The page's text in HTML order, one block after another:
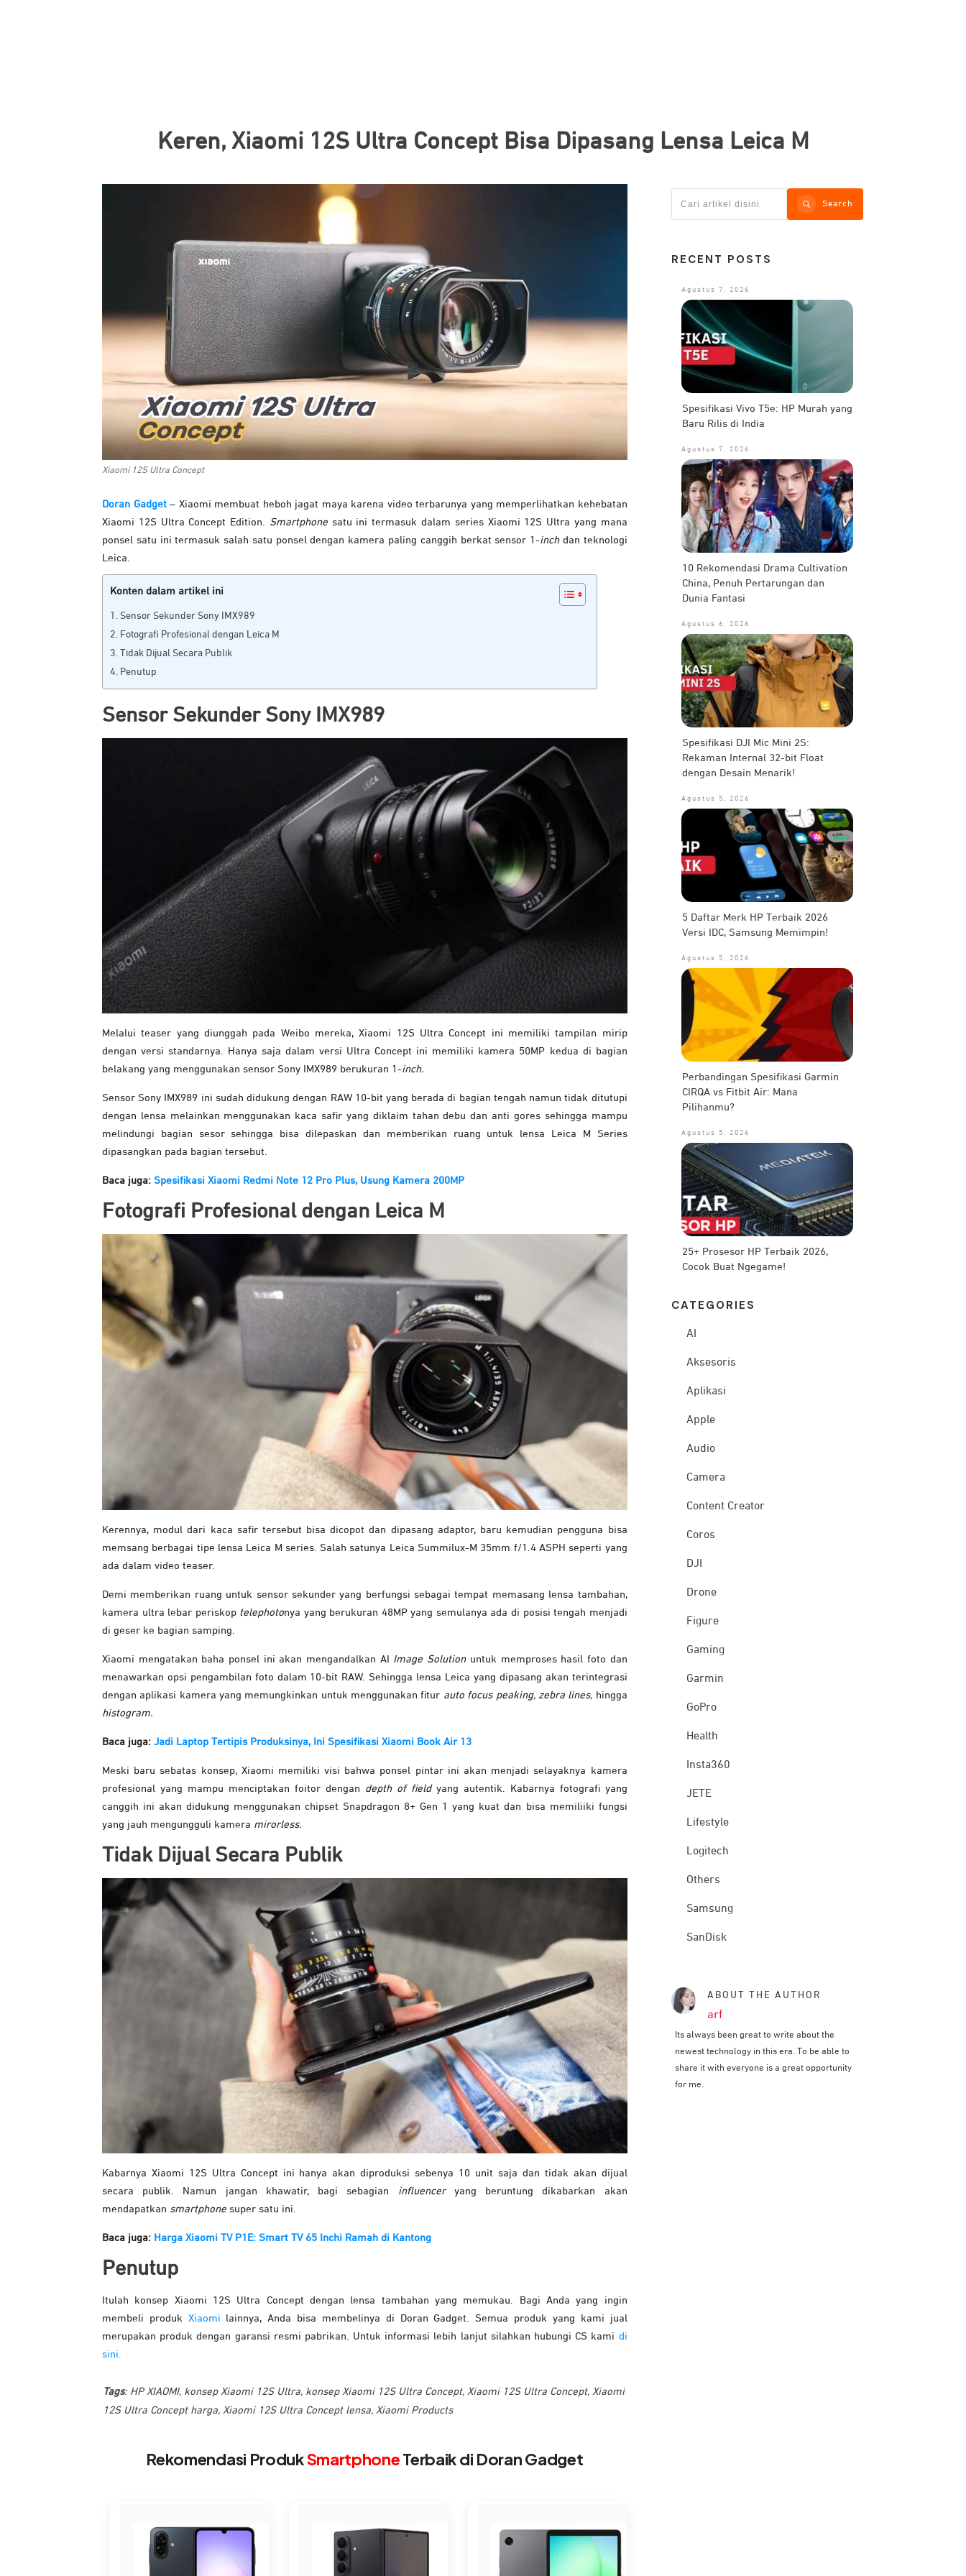
Keren, Xiaomi 12S Ultra Concept Bisa Dipasang Lensa Leica M
Xiaomi 12S Ultra Concept
Doran Gadget– Xiaomi membuat heboh jagat maya karena video terbarunya yang memperlihatkan kehebatan
Xiaomi 12S Ultra Concept Edition. Smartphonesatu ini termasuk dalam series Xiaomi 12S Ultra yang mana
ponsel satu ini termasuk salah satu ponsel dengan kamera paling canggih berkat sensor 1-inchdan teknologi
Leica.
Konten dalam artikel ini
Sensor Sekunder Sony IMX989
Fotografi Profesional dengan Leica M
Tidak Dijual Secara Publik
Penutup
Sensor Sekunder Sony IMX989
Melalui teaser yang diunggah pada Weibo mereka, Xiaomi 12S Ultra Concept ini memiliki tampilan mirip
dengan versi standarnya. Hanya saja dalam versi Ultra Concept ini memiliki kamera 50MP kedua di bagian
belakang yang menggunakan sensor Sony IMX989 berukuran 1-inch.
Sensor Sony IMX989 ini sudah didukung dengan RAW 10-bit yang berada di bagian tengah namun tidak ditutupi
dengan lensa melainkan menggunakan kaca safir yang diklaim tahan debu dan anti gores sehingga mampu
melindungi bagian sesor sehingga bisa dilepaskan dan memberikan ruang untuk lensa Leica M Series
dipasangkan pada bagian tersebut.
Baca juga: Spesifikasi Xiaomi Redmi Note 12 Pro Plus, Usung Kamera 200MP
Fotografi Profesional dengan Leica M
Kerennya, modul dari kaca safir tersebut bisa dicopot dan dipasang adaptor, baru kemudian pengguna bisa
memsang berbagai tipe lensa Leica M series. Salah satunya Leica Summilux-M 35mm f/1.4 ASPH seperti yang
ada dalam video teaser.
Demi memberikan ruang untuk sensor sekunder yang berfungsi sebagai tempat memasang lensa tambahan,
kamera ultra lebar periskop telephotonya yang berukuran 48MP yang semulanya ada di posisi tengah menjadi
di geser ke bagian samping.
Xiaomi mengatakan baha ponsel ini akan mengandalkan AI Image Solutionuntuk memproses hasil foto dan
menawarkan opsi pengambilan foto dalam 10-bit RAW. Sehingga lensa Leica yang dipasang akan terintegrasi
dengan aplikasi kamera yang memungkinkan untuk menggunakan fitur auto focus peaking, zebra lines, hingga
histogram.
Baca juga: Jadi Laptop Tertipis Produksinya, Ini Spesifikasi Xiaomi Book Air 13
Meski baru sebatas konsep, Xiaomi memiliki visi bahwa ponsel pintar ini akan menjadi selayaknya kamera
profesional yang mampu menciptakan foitor dengan depth of fieldyang autentik. Kabarnya fotografi yang
canggih ini akan didukung menggunakan chipset Snapdragon 8+ Gen 1 yang kuat dan bisa memiliiki fungsi
yang jauh mengungguli kamera mirorless.
Tidak Dijual Secara Publik
Kabarnya Xiaomi 12S Ultra Concept ini hanya akan diproduksi sebenya 10 unit saja dan tidak akan dijual
secara publik. Namun jangan khawatir, bagi sebagian influenceryang beruntung dikabarkan akan
mendapatkan smartphone super satu ini.
Baca juga: Harga Xiaomi TV P1E: Smart TV 65 Inchi Ramah di Kantong
Penutup
Itulah konsep Xiaomi 12S Ultra Concept dengan lensa tambahan yang memukau. Bagi Anda yang ingin
membeli produk Xiaomi lainnya, Anda bisa membelinya di Doran Gadget. Semua produk yang kami jual
merupakan produk dengan garansi resmi pabrikan. Untuk informasi lebih lanjut silahkan hubungi CS kami di
sini.
Tags: HP XIAOMI, konsep Xiaomi 12S Ultra, konsep Xiaomi 12S Ultra Concept, Xiaomi 12S Ultra Concept, Xiaomi
12S Ultra Concept harga, Xiaomi 12S Ultra Concept lensa, Xiaomi Products
Rekomendasi ProdukSmartphoneTerbaik di Doran Gadget
Search
RECENT POSTS
Agustus 7, 2026
Spesifikasi Vivo T5e: HP Murah yang
Baru Rilis di India
Agustus 7, 2026
10 Rekomendasi Drama Cultivation
China, Penuh Pertarungan dan
Dunia Fantasi
Agustus 6, 2026
Spesifikasi DJI Mic Mini 2S:
Rekaman Internal 32-bit Float
dengan Desain Menarik!
Agustus 5, 2026
5 Daftar Merk HP Terbaik 2026
Versi IDC, Samsung Memimpin!
Agustus 5, 2026
Perbandingan Spesifikasi Garmin
CIRQA vs Fitbit Air: Mana
Pilihanmu?
Agustus 5, 2026
25+ Prosesor HP Terbaik 2026,
Cocok Buat Ngegame!
CATEG ORIES
AI
Aksesoris
Aplikasi
Apple
Audio
Camera
Content Creator
Coros
DJI
Drone
Figure
Gaming
Garmin
GoPro
Health
Insta360
JETE
Lifestyle
Logitech
Others
Samsung
SanDisk
ABOUT THE AUTHOR
arf
Its always been great to write about the
newest technology in this era. To be able to
share it with everyone is a great opportunity
for me.